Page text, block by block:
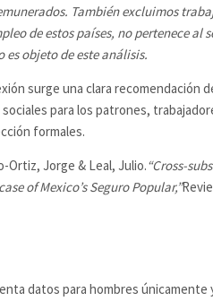
También excluimos
de estos países, no pertenece al
es objeto de este análisis.
surge una clara recomendación
para los patrones,
formales.
Ortiz, Jorge & Leal, Julio.“Cross-
of Mexico’s Seguro Popular,”
datos para hombres